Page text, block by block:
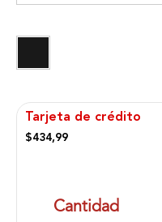
Tarjeta de crédito
$434,99
Cantidad